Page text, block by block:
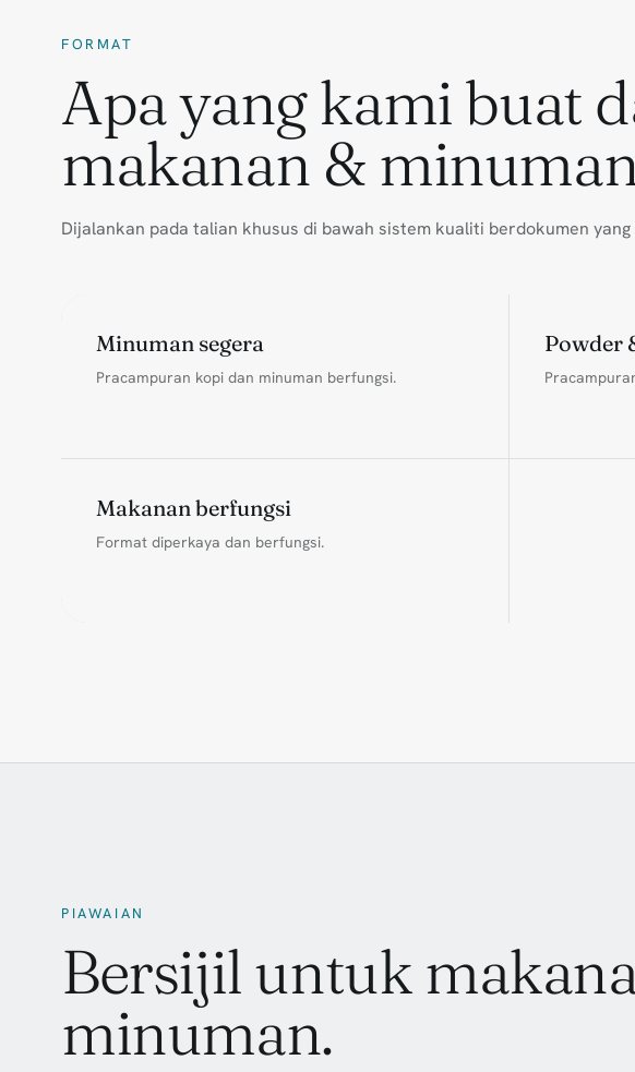
FORMAT
Apa yang kami buat
makanan &
Dijalankan pada talian khusus di bawah sistem kualiti berdokumen yang
Minuman segera
Pracampuran kopi dan minuman berfungsi.
Powder
Makanan berfungsi
Format diperkaya dan berfungsi.
PIAWAIAN
Bersijil untuk
minuman.